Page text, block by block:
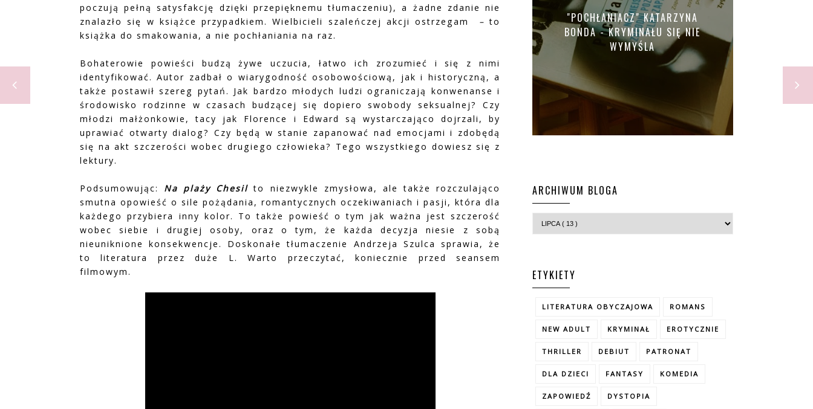
poczują pełną satysfakcję dzięki przepięknemu tłumaczeniu), a żadne zdanie nie
znalazło się w książce przypadkiem. Wielbicieli szaleńczej akcji ostrzegam –to
książka do smakowania, a nie pochłaniania na raz.
Bohaterowie powieści budzą żywe uczucia, łatwo ich zrozumieć i się z nimi
identyfikować. Autor zadbał o wiarygodność osobowościową, jak i historyczną, a
także postawił szereg pytań. Jak bardzo młodych ludzi ograniczają konwenanse i
środowisko rodzinne w czasach budzącej się dopiero swobody seksualnej? Czy
młodzi małżonkowie, tacy jak Florence i Edward są wystarczająco dojrzali, by
uprawiać otwarty dialog? Czy będą w stanie zapanować nad emocjami i zdobędą
się na akt szczerości wobec drugiego człowieka? Tego wszystkiego dowiesz się z
lektury.
Podsumowując: Na plaży Chesilto niezwykle zmysłowa, ale także rozczulająco
smutna opowieść o sile pożądania, romantycznych oczekiwaniach i pasji, która dla
każdego przybiera inny kolor. To także powieść o tym jak ważna jest szczerość
wobec siebie i drugiej osoby, oraz o tym, że każda decyzja niesie z sobą
nieuniknione konsekwencje. Doskonałe tłumaczenie Andrzeja Szulca sprawia, że
to literatura przez duże L. Warto przeczytać, koniecznie przed seansem
filmowym.
"POCHŁANIACZ" KATARZYNA
BONDA - KRYMINAŁU SIĘ NIE
WYMYŚLA
ARCHIWUM BLOGA
ETYKIETY
LITERATURA OBYCZAJOWA ROMANS
NEW ADULT KRYMINAŁ EROTYCZNIE
THRILLER DEBIUT PATRONAT
DLA DZIECI FANTASY KOMEDIA
ZAPOWIEDŹ DYSTOPIA